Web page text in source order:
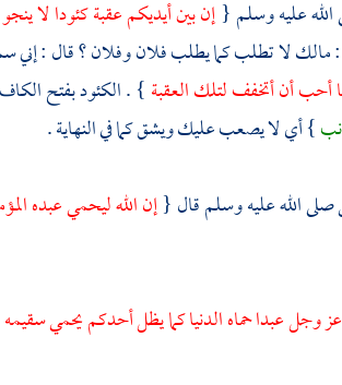
عليه وسلم {إن بين أيديكم عقبة كئودا لا
: مالك لا تطلب كما يطلب فلان وفلان ؟ قال :
أحب أن أتخفف لتلك العقبة} . الكئود بفتح
} أي لا يصعب عليك ويشق كما في النهاية .
صلى الله عليه وسلم قال {إن الله ليحمي عبده
وجل عبدا حماه الدنيا كما يظل أحدكم يحمي سقيمه